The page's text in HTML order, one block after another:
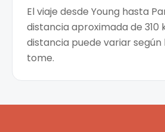
El viaje desde Young hasta
distancia aproximada de 310
distancia puede variar según
tome.